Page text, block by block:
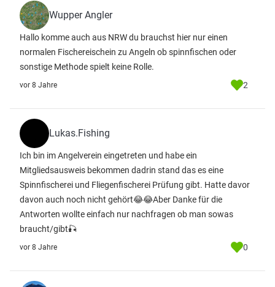
Wupper Angler
Hallo komme auch aus NRW du brauchst hier nur einen
normalen Fischereischein zu Angeln ob spinnfischen oder
sonstige Methode spielt keine Rolle.
vor 8 Jahre 2
Lukas.Fishing
Ich bin im Angelverein eingetreten und habe ein
Mitgliedsausweis bekommen dadrin stand das es eine
Spinnfischerei und Fliegenfischerei Prüfung gibt. Hatte davor
davon auch noch nicht gehört😂😂Aber Danke für die
Antworten wollte einfach nur nachfragen ob man sowas
braucht/gibt🎣
vor 8 Jahre 0